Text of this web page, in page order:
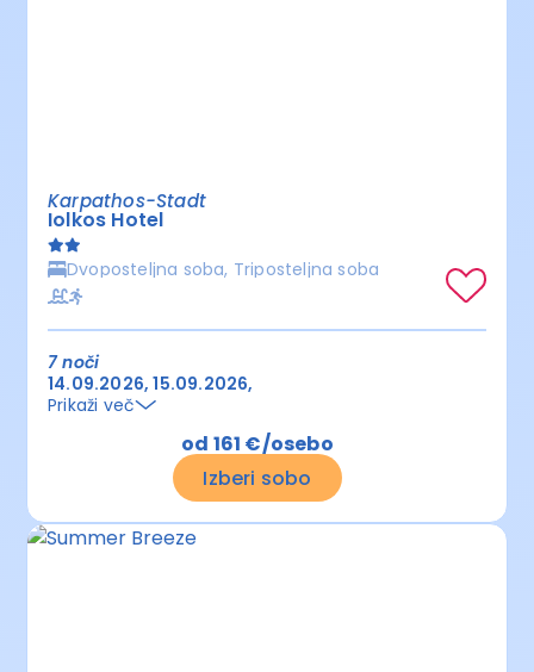
Karpathos-Stadt
Iolkos Hotel
Dvoposteljna soba, Triposteljna soba
7 noči
14.09.2026 15.09.2026
Prikaži več
od 161 €/osebo
Izberi sobo